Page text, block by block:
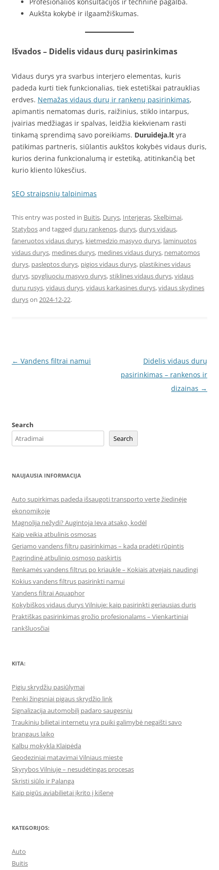
Aukšta kokybė ir ilgaamžiškumas.
Išvados – Didelis vidaus durų pasirinkimas
Vidaus durys yra svarbus interjero elementas, kuris
padeda kurti tiek funkcionalias, tiek estetiškai patrauklias
erdves. Nemažas vidaus durų ir rankenų pasirinkimas,
apimantis nematomas duris, raižinius, stiklo intarpus,
įvairias medžiagas ir spalvas, leidžia kiekvienam rasti
tinkamą sprendimą savo poreikiams. Duruideja.lt yra
patikimas partneris, siūlantis aukštos kokybės vidaus duris,
kurios derina funkcionalumą ir estetiką, atitinkančią bet
kurio kliento lūkesčius.
SEO straipsnių talpinimas
This entry was posted in Buitis, Durys, Interjeras,Skelbimai,
Statybosand tagged durų rankenos,durys,durys vidaus,
faneruotos vidaus durys, kietmedzio masyvo durys, laminuotos
vidaus durys, medines durys, medines vidaus durys, nematomos
durys, pasleptos durys, pigios vidaus durys, plastikines vidaus
durys,spygliuociu masyvo durys,stiklines vidaus durys,vidaus
duru rusys,vidaus durys,vidaus karkasines durys,vidaus skydines
duryson 2024-12-22.
Post
← Vandens filtrai namui
Didelis vidaus durų
pasirinkimas – rankenos ir
dizainas →
Search
Search
NAUJAUSIA INFORMACIJA
Auto supirkimas padeda išsaugoti transporto vertę žiedinėje
ekonomikoje
Magnolija nežydi? Augintoja Ieva atsako, kodėl
Kaip veikia atbulinis osmosas
Geriamo vandens filtrų pasirinkimas – kada pradėti rūpintis
Pagrindinė atbulinio osmoso paskirtis
Renkamės vandens filtrus po kriaukle – Kokiais atvejais naudingi
Kokius vandens filtrus pasirinkti namui
Vandens filtrai Aquaphor
Kokybiškos vidaus durys Vilniuje: kaip pasirinkti geriausias duris
Praktiškas pasirinkimas grožio profesionalams – Vienkartiniai
rankšluosčiai
KITA:
Pigių skrydžių pasiūlymai
Penki žingsniai pigaus skrydžio link
Signalizacija automobilį padaro saugesniu
Traukinių bilietai internetu yra puiki galimybė negaišti savo
brangaus laiko
Kalbų mokykla Klaipėda
Geodeziniai matavimai Vilniaus mieste
Skyrybos Vilniuje – nesudėtingas procesas
Skristi siūlo ir Palanga
Kaip pigūs aviabilietai įkrito į kišenę
KATEGORIJOS:
Auto
Buitis